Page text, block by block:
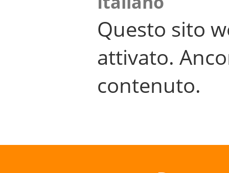
Questo sito
attivato.
contenuto.